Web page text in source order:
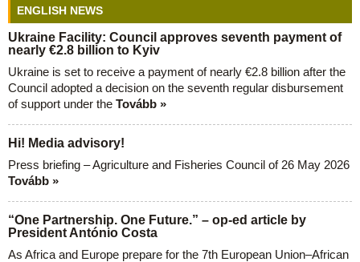
ENGLISH NEWS
Ukraine Facility: Council approves seventh payment of
nearly €2.8 billion to Kyiv
Ukraine is set to receive a payment of nearly €2.8 billion after the
Council adopted a decision on the seventh regular disbursement
of support under the Tovább »
Hi! Media advisory!
Press briefing – Agriculture and Fisheries Council of 26 May 2026
Tovább »
“One Partnership. One Future.” – op-ed article by
President António Costa
As Africa and Europe prepare for the 7th European Union–African